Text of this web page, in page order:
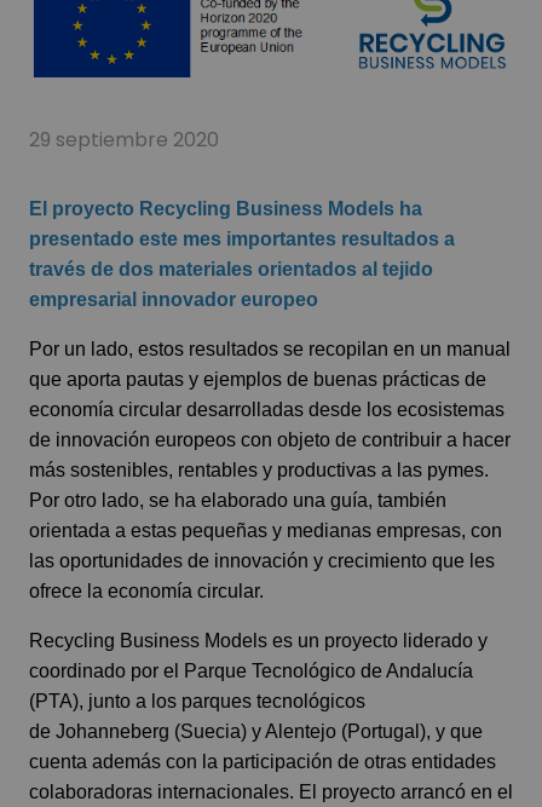
29 septiembre 2020
El proyecto Recycling Business Models ha
presentado este mes importantes resultados a
través de dos materiales orientados al tejido
empresarial innovador europeo
Por un lado, estos resultados se recopilan en un manual
que aporta pautas y ejemplos de buenas prácticas de
economía circular desarrolladas desde los ecosistemas
de innovación europeos con objeto de contribuir a hacer
más sostenibles, rentables y productivas a las pymes.
Por otro lado, se ha elaborado una guía, también
orientada a estas pequeñas y medianas empresas, con
las oportunidades de innovación y crecimiento que les
ofrece la economía circular.
Recycling Business Models es un proyecto liderado y
coordinado por el Parque Tecnológico de Andalucía
(PTA), junto a los parques tecnológicos
de Johanneberg (Suecia) y Alentejo (Portugal), y que
cuenta además con la participación de otras entidades
colaboradoras internacionales. El proyecto arrancó en el